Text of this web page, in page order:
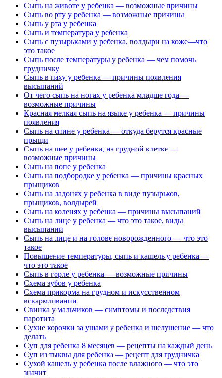
Сыпь на животе у ребенка — возможные причины
Сыпь во рту у ребенка — возможные причины
Сыпь у рта у ребенка
Сыпь и температура у ребенка
Сыпь с пузырьками у ребенка, волдыри на коже—что
это такое
Сыпь после температуры у ребенка — чем помочь
грудничку
Сыпь в паху у ребенка — причины появления
высыпаний
От чего сыпь на ногах у ребенка младше года —
возможные причины
Красная мелкая сыпь на языке у ребенка — причины
появления
Сыпь на спине у ребенка — откуда берутся красные
прыщи
Сыпь на шее у ребенка, на грудной клетке —
возможные причины
Сыпь на попе у ребенка
Сыпь на подбородке у ребенка — причины красных
прыщиков
Сыпь на ладонях у ребенка в виде пузырьков,
прыщиков, волдырей
Сыпь на коленях у ребенка — причины высыпаний
Сыпь на лице у ребенка — что это такое, виды
высыпаний
Сыпь на лице и на голове новорожденного — что это
такое
Повышение температуры, сыпь и кашель у ребенка —
что это такое
Сыпь в горле у ребенка — возможные причины
Схема зубов у ребенка
Схема прикорма на грудном и искусственном
вскармливании
Свинка у мальчиков — симптомы и последствия
паротита
Сухие корочки за ушами у ребенка и шелушение — что
делать
Суп для ребенка 8 месяцев — рецепты на каждый день
Суп из тыквы для ребенка — рецепт для грудничка
Сухой кашель у ребенка после влажного — что это
значит